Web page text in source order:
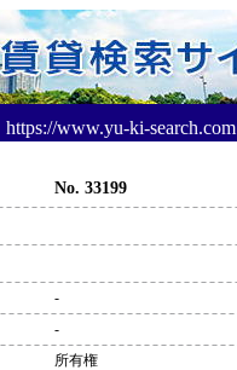
https://www.yu-ki-search.com
No. 33199
-
-
所有権